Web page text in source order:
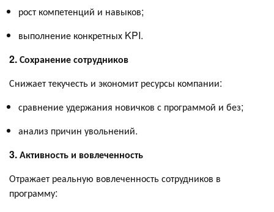
рост компетенций и навыков;
выполнение конкретных KPI.
2. Сохранение сотрудников
Снижает текучесть и экономит ресурсы компании:
сравнение удержания новичков с программой и без;
анализ причин увольнений.
3. Активность и вовлеченность
Отражает реальную вовлеченность сотрудников в
программу: